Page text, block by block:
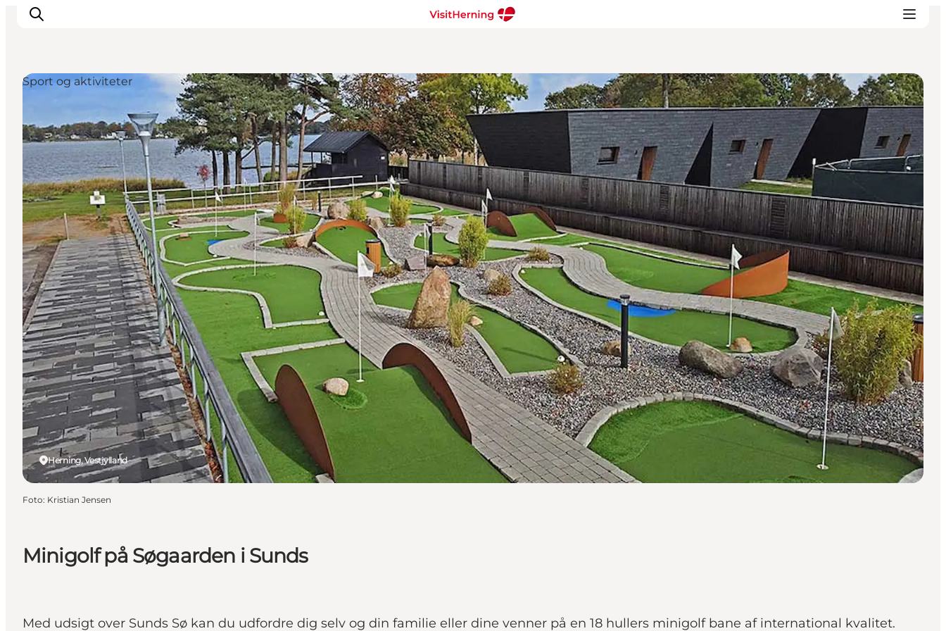
Det sker
Spis, drik og shop
Kunstlandet
Se og oplev
Find vej
Sov godt
Book overnatning
Minigolf på Søgaarden i Sunds
Med udsigt over Sunds Sø kan du udfordre dig selv og din familie eller dine venner på en 18 hullers minigolf bane af international kvalitet.
Herning, Vestjylland
Sport og aktiviteter
Foto: Kristian Jensen